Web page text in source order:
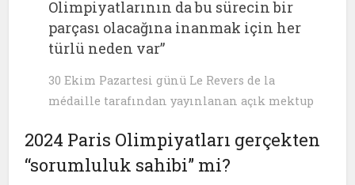
Olimpiyatlarının da bu sürecin bir
parçası olacağına inanmak için her
türlü neden var”
30 Ekim Pazartesi günü Le Revers de la
médaille tarafından yayınlanan açık mektup
2024 Paris Olimpiyatları gerçekten
“sorumluluk sahibi” mi?